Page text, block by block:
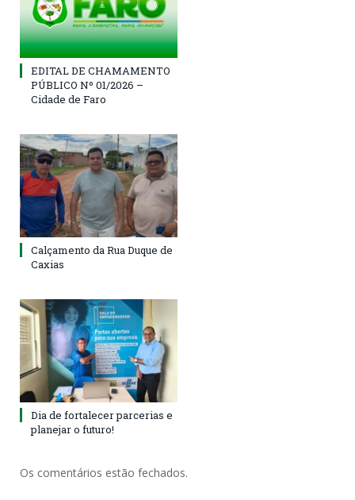
EDITAL DE CHAMAMENTO
PÚBLICO Nº 01/2026 –
Cidade de Faro
Calçamento da Rua Duque de
Caxias
Dia de fortalecer parcerias e
planejar o futuro!
Os comentários estão fechados.